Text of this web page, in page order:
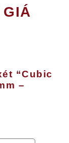
“Cubic
–